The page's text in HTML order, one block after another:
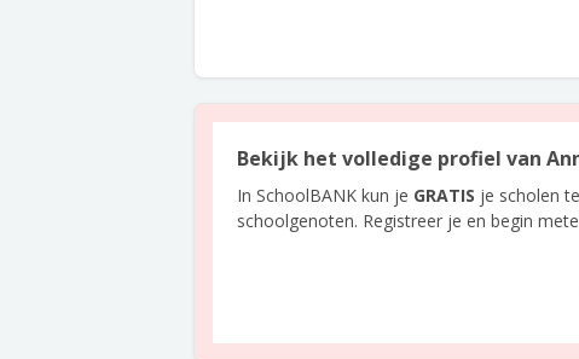
Bekijk het volledige profiel van
In SchoolBANK kun je GRATIS je scholen
schoolgenoten. Registreer je en begin